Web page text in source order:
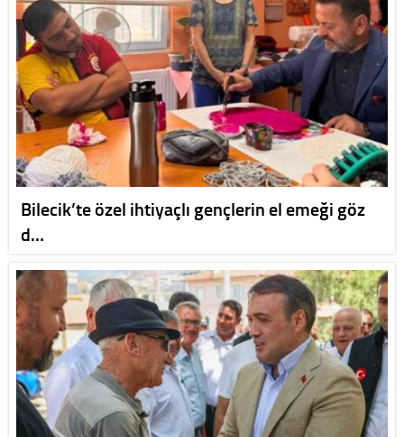
Bilecik’te özel ihtiyaçlı gençlerin el emeği göz
d…